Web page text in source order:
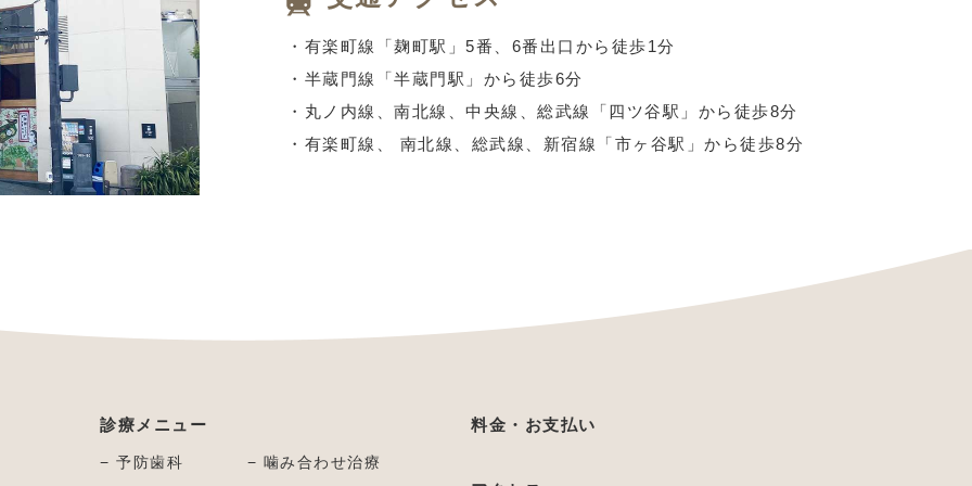
・有楽町線「麹町駅」5番、6番出口から徒歩1分
・半蔵門線「半蔵門駅」から徒歩6分
・丸ノ内線、南北線、中央線、 総武線「四ツ谷駅」から徒歩8分
・有楽町線、 南北線、総武線、 新宿線「市ヶ谷駅」から徒歩8分
診療メニュー
− 予防歯科 − 噛み合わせ治療
料金・お支払い